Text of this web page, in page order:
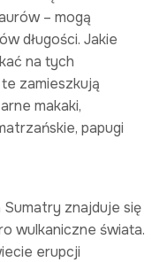
– mogą
długości. Jakie
na tych
zamieszkują
makaki,
papugi
znajduje się
wulkaniczne świata.
erupcji